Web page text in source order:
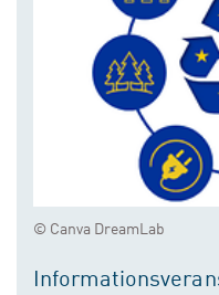
© Canva DreamLab